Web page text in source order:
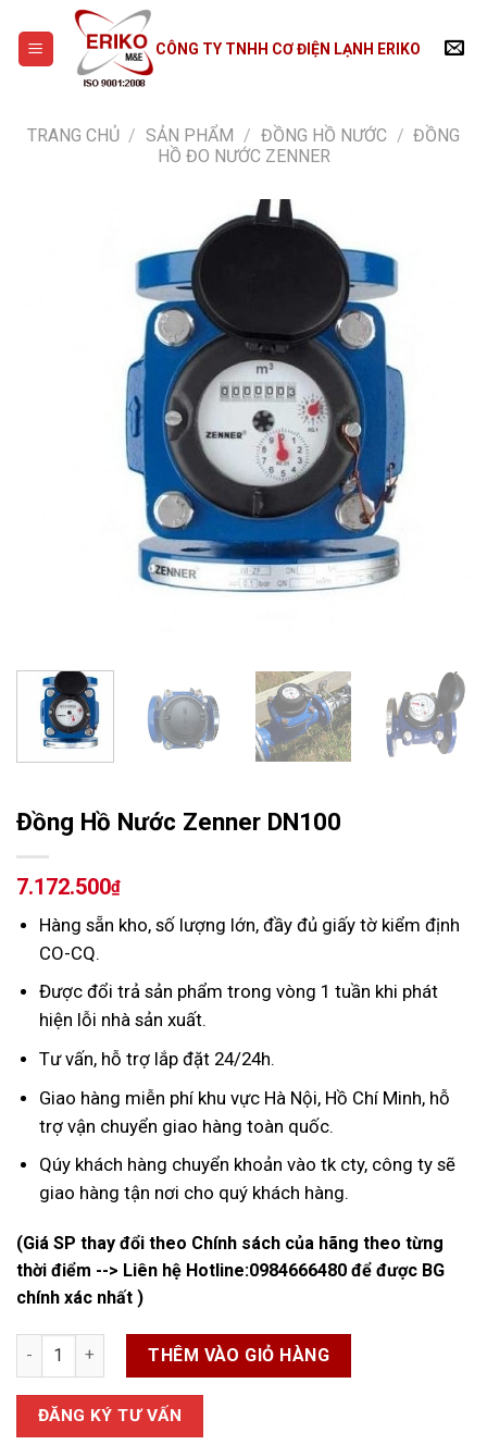
content
CÔNG TY TNHH CƠ ĐIỆN LẠNH ERIKO
TRANG CHỦ / SẢN PHẨM / ĐỒNG HỒ NƯỚC / ĐỒNG
HỒ ĐO NƯỚC ZENNER
Đồng Hồ Nước Zenner DN100
7.172.500₫
Hàng sẵn kho, số lượng lớn, đầy đủ giấy tờ kiểm định
CO-CQ.
Được đổi trả sản phẩm trong vòng 1 tuần khi phát
hiện lỗi nhà sản xuất.
Tư vấn, hỗ trợ lắp đặt 24/24h.
Giao hàng miễn phí khu vực Hà Nội, Hồ Chí Minh, hỗ
trợ vận chuyển giao hàng toàn quốc.
Qúy khách hàng chuyển khoản vào tk cty, công ty sẽ
giao hàng tận nơi cho quý khách hàng.
(Giá SP thay đổi theo Chính sách của hãng theo từng
thời điểm --> Liên hệ Hotline:0984666480 để được BG
chính xác nhất )
Đồng Hồ Nước Zenner DN100 số lượng
THÊM VÀO GIỎ HÀNG
ĐĂNG KÝ TƯ VẤN